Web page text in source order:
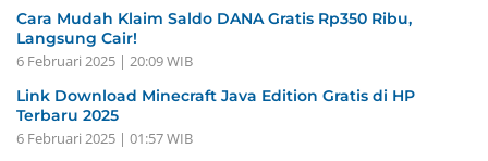
Cara Mudah Klaim Saldo DANA Gratis Rp350 Ribu,
Langsung Cair!
6 Februari 2025 | 20:09 WIB
Link Download Minecraft Java Edition Gratis di HP
Terbaru 2025
6 Februari 2025 | 01:57 WIB